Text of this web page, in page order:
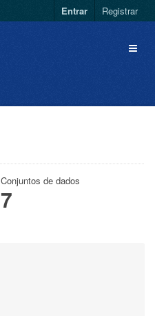
Entrar Registrar
Conjuntos de dados
7